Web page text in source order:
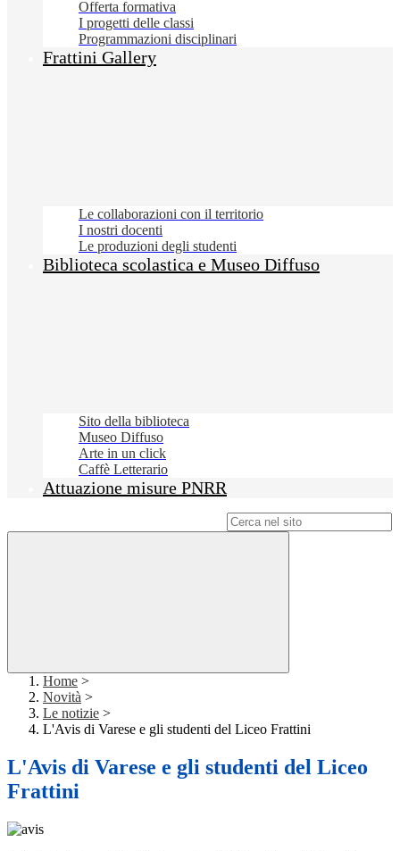
Offerta formativa
I progetti delle classi
Programmazioni disciplinari
Frattini Gallery
Le collaborazioni con il territorio
I nostri docenti
Le produzioni degli studenti
Biblioteca scolastica e Museo Diffuso
Sito della biblioteca
Museo Diffuso
Arte in un click
Caffè Letterario
Attuazione misure PNRR
Home >
Novità >
Le notizie >
L'Avis di Varese e gli studenti del Liceo Frattini
L'Avis di Varese e gli studenti del Liceo
Frattini